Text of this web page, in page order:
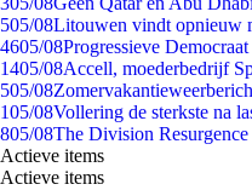
505/08Litouwen vindt opnieuw
4605/08Progressieve
1405/08Accell, moederbedrijf
505/08
105/08Vollering de sterkste na
805/08The Division
Actieve items
Actieve items